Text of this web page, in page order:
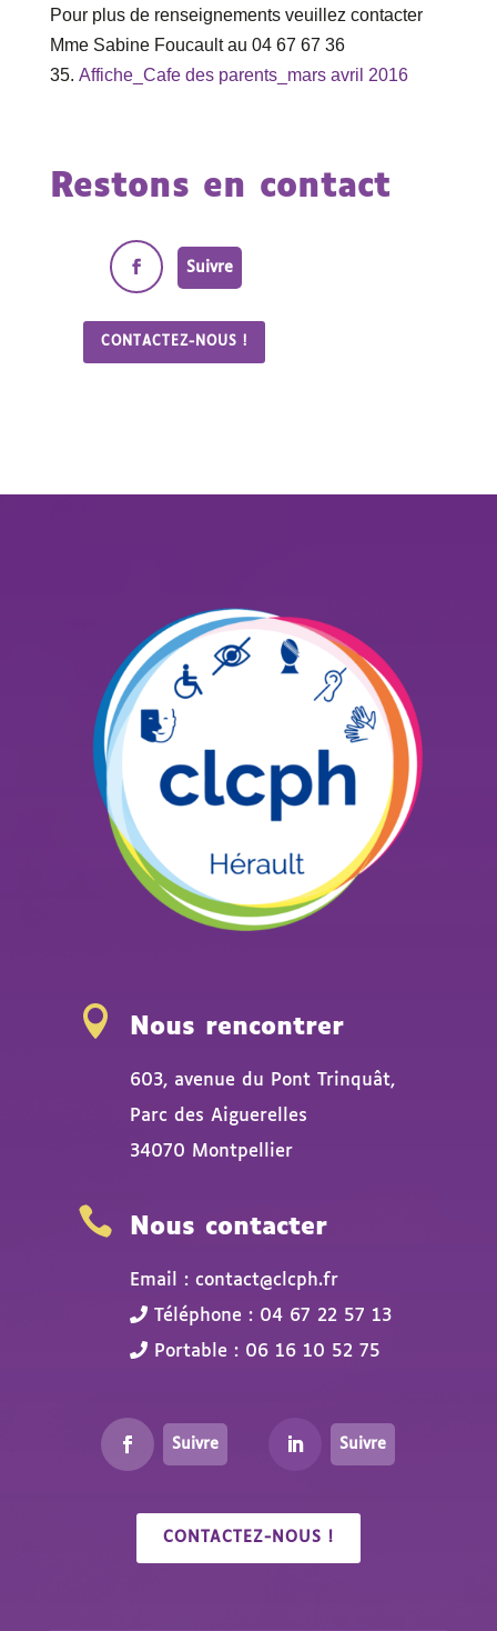
Pour plus de renseignements veuillez contacter
Mme Sabine Foucault au 04 67 67 36
35. Affiche_Cafe des parents_mars avril 2016
Restons en contact
Suivre
CONTACTEZ-NOUS !
 Nous rencontrer
603, avenue du Pont Trinquât,
Parc des Aiguerelles
34070 Montpellier
 Nous contacter
Email : contact@clcph.fr
Téléphone : 04 67 22 57 13
Portable : 06 16 10 52 75
Suivre Suivre
CONTACTEZ-NOUS !